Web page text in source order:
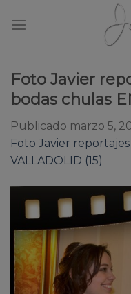
Foto Javier
bodas chulas
Publicado marzo 5,
Foto Javier
VALLADOLID (15)